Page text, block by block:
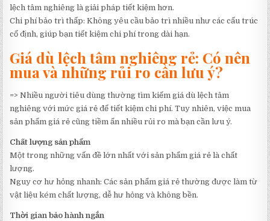
lệch tâm nghiêng là giải pháp tiết kiệm hơn.
Chi phí bảo trì thấp: Không yêu cầu bảo trì nhiều như các cấu trúc
cố định, giúp bạn tiết kiệm chi phí trong dài hạn.
Giá dù lệch tâm nghiêng rẻ: Có nên
mua và những rủi ro cần lưu ý?
=> Nhiều người tiêu dùng thường tìm kiếm giá dù lệch tâm
nghiêng với mức giá rẻ để tiết kiệm chi phí. Tuy nhiên, việc mua
sản phẩm giá rẻ cũng tiềm ẩn nhiều rủi ro mà bạn cần lưu ý.
Chất lượng sản phẩm
Một trong những vấn đề lớn nhất với sản phẩm giá rẻ là chất
lượng.
Nguy cơ hư hỏng nhanh: Các sản phẩm giá rẻ thường được làm từ
vật liệu kém chất lượng, dễ hư hỏng và không bền.
Thời gian bảo hành ngắn